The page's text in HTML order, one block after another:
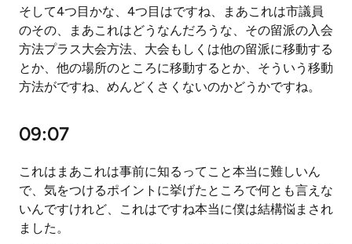
そして4つ目かな、4つ目はですね、まあこれは市議員
のその、まあこれはどうなんだろうな、その留派の入会
方法プラス大会方法、大会もしくは他の留派に移動する
とか、他の場所のところに移動するとか、そういう移動
方法がですね、めんどくさくないのかどうかですね。
09:07
これはまあこれは事前に知るってこと本当に難しいん
で、気をつけるポイントに挙げたところで何とも言えな
いんですけれど、これはですね本当に僕は結構悩まされ
ました。